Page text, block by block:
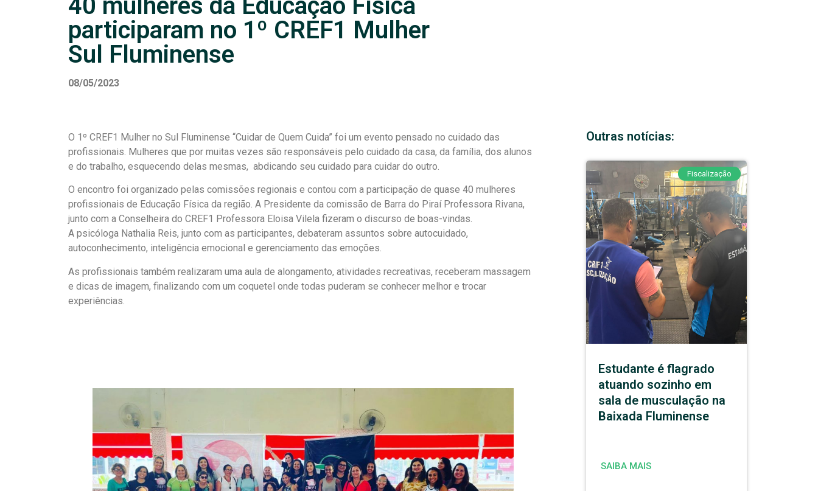
40 mulheres da Educação Física
participaram no 1º CREF1 Mulher
Sul Fluminense
08/05/2023
O 1º CREF1 Mulher no Sul Fluminense “Cuidar de Quem Cuida” foi um evento pensado no cuidado das
profissionais. Mulheres que por muitas vezes são responsáveis pelo cuidado da casa, da família, dos alunos
e do trabalho, esquecendo delas mesmas, abdicando seu cuidado para cuidar do outro.
O encontro foi organizado pelas comissões regionais e contou com a participação de quase 40 mulheres
profissionais de Educação Física da região. A Presidente da comissão de Barra do Piraí Professora Rivana,
junto com a Conselheira do CREF1 Professora Eloisa Vilela fizeram o discurso de boas-vindas.
A psicóloga Nathalia Reis, junto com as participantes, debateram assuntos sobre autocuidado,
autoconhecimento, inteligência emocional e gerenciamento das emoções.
As profissionais também realizaram uma aula de alongamento, atividades recreativas, receberam massagem
e dicas de imagem, finalizando com um coquetel onde todas puderam se conhecer melhor e trocar
experiências.
Outras notícias:
Fiscalização
Estudante é flagrado
atuando sozinho em
sala de musculação na
Baixada Fluminense
SAIBA MAIS